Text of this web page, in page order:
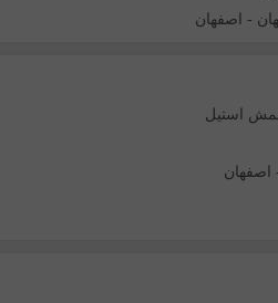
- اصفهان
استیل
اصفهان